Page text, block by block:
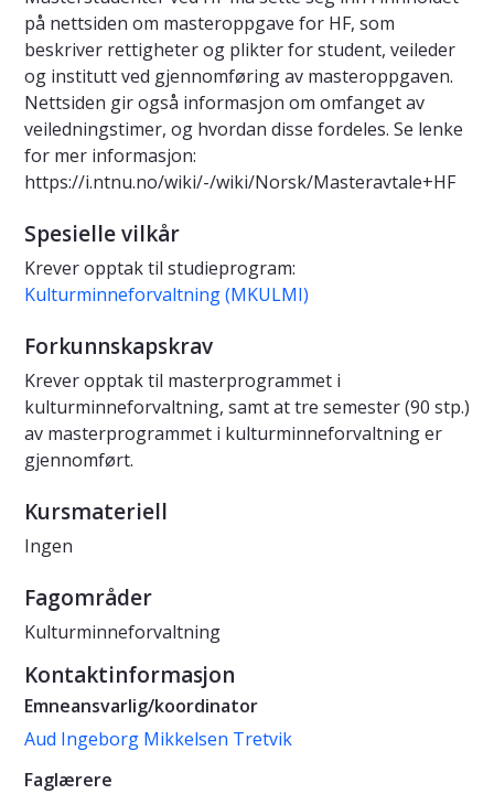
på nettsiden om masteroppgave for HF, som
beskriver rettigheter og plikter for student, veileder
og institutt ved gjennomføring av masteroppgaven.
Nettsiden gir også informasjon om omfanget av
veiledningstimer, og hvordan disse fordeles. Se lenke
for mer informasjon:
https://i.ntnu.no/wiki/-/wiki/Norsk/Masteravtale+HF
Spesielle vilkår
Krever opptak til studieprogram:
Kulturminneforvaltning (MKULMI)
Forkunnskapskrav
Krever opptak til masterprogrammet i
kulturminneforvaltning, samt at tre semester (90 stp.)
av masterprogrammet i kulturminneforvaltning er
gjennomført.
Kursmateriell
Ingen
Fagområder
Kulturminneforvaltning
Kontaktinformasjon
Emneansvarlig/koordinator
Aud Ingeborg Mikkelsen Tretvik
Faglærere